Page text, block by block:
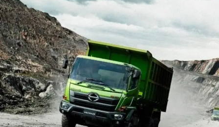
DUMP TRUCK TOOLS
HINO FM 285 JD – Euro2
Find Out More